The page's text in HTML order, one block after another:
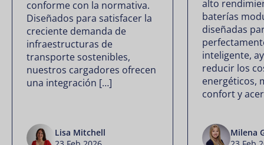
conforme con la normativa.
Diseñados para satisfacer la
creciente demanda de
infraestructuras de
transporte sostenibles,
nuestros cargadores ofrecen
una integración […]
Lisa Mitchell
alto
baterías
diseñadas
inteligente,
reducir los
energéticos,
confort y
Milena